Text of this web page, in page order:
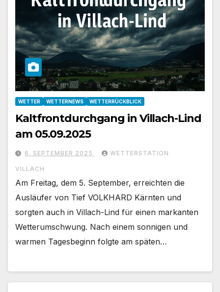
WETTER WETTERNEWS WETTERRÜCKBLICK
Kaltfrontdurchgang in Villach-Lind
am 05.09.2025
6. SEPTEMBER 2025 WETTERSTATION
VILLACH
Am Freitag, dem 5. September, erreichten die
Ausläufer von Tief VOLKHARD Kärnten und
sorgten auch in Villach-Lind für einen markanten
Wetterumschwung. Nach einem sonnigen und
warmen Tagesbeginn folgte am späten…